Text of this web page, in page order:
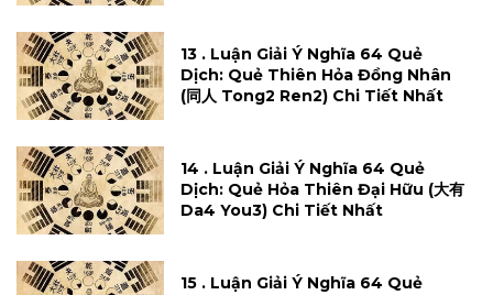
13 . Luận Giải Ý Nghĩa 64 Quẻ
Dịch: Quẻ Thiên Hỏa Đồng Nhân
(同人 Tong2 Ren2) Chi Tiết Nhất
14 . Luận Giải Ý Nghĩa 64 Quẻ
Dịch: Quẻ Hỏa Thiên Đại Hữu (大有
Da4 You3) Chi Tiết Nhất
15 . Luận Giải Ý Nghĩa 64 Quẻ